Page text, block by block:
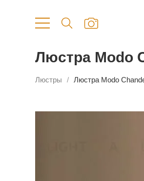
Люстра Modo
Люстры Люстра Modo